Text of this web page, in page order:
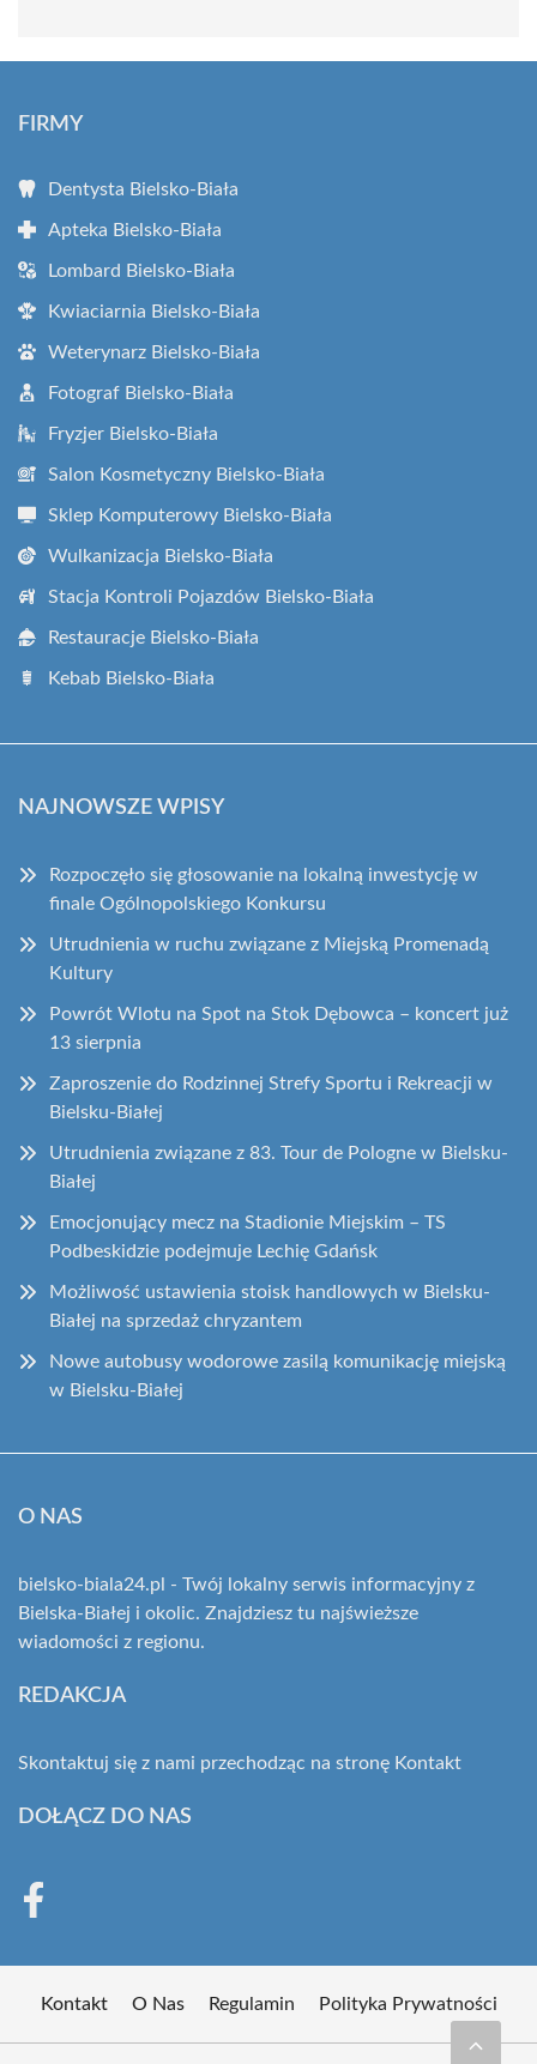
FIRMY
Dentysta Bielsko-Biała
Apteka Bielsko-Biała
Lombard Bielsko-Biała
Kwiaciarnia Bielsko-Biała
Weterynarz Bielsko-Biała
Fotograf Bielsko-Biała
Fryzjer Bielsko-Biała
Salon Kosmetyczny Bielsko-Biała
Sklep Komputerowy Bielsko-Biała
Wulkanizacja Bielsko-Biała
Stacja Kontroli Pojazdów Bielsko-Biała
Restauracje Bielsko-Biała
Kebab Bielsko-Biała
NAJNOWSZE WPISY
Rozpoczęło się głosowanie na lokalną inwestycję w
finale Ogólnopolskiego Konkursu
Utrudnienia w ruchu związane z Miejską Promenadą
Kultury
Powrót Wlotu na Spot na Stok Dębowca – koncert już
13 sierpnia
Zaproszenie do Rodzinnej Strefy Sportu i Rekreacji w
Bielsku-Białej
Utrudnienia związane z 83. Tour de Pologne w Bielsku-
Białej
Emocjonujący mecz na Stadionie Miejskim – TS
Podbeskidzie podejmuje Lechię Gdańsk
Możliwość ustawienia stoisk handlowych w Bielsku-
Białej na sprzedaż chryzantem
Nowe autobusy wodorowe zasilą komunikację miejską
w Bielsku-Białej
O NAS
bielsko-biala24.pl - Twój lokalny serwis informacyjny z
Bielska-Białej i okolic. Znajdziesz tu najświeższe
wiadomości z regionu.
REDAKCJA
Skontaktuj się z nami przechodząc na stronę Kontakt
DOŁĄCZ DO NAS
Kontakt O Nas Regulamin Polityka Prywatności